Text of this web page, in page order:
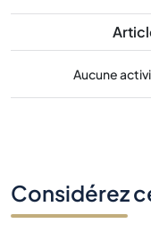
Aucune
Considérez